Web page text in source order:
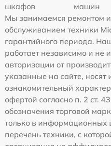
шкафов
машин
Мы занимаемся ремонтом
обслуживанием техники
гарантийного периода.
работает независимо и не
авторизации от
указанные на сайте, носят
ознакомительный
офертой согласно п. 2 ст.
обозначения торговой
только в информационных
перечень техники, с